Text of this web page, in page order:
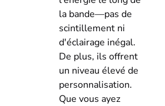
la bande—pas de
scintillement ni
d'éclairage inégal.
De plus, ils offrent
un niveau élevé de
personnalisation.
Que vous ayez